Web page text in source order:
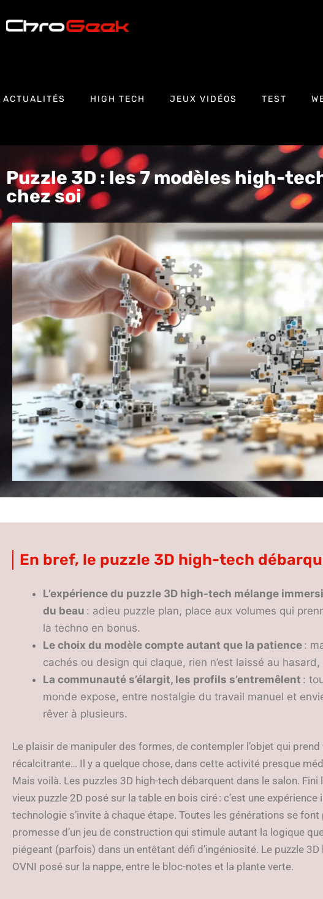
ACTUALITÉS HIGH TECH JEUX VIDÉOS TEST
Puzzle 3D : les 7 modèles high-
chez soi
En bref, le puzzle 3D high-tech
L’expérience du puzzle 3D high-tech mélange
du beau : adieu puzzle plan, place aux volumes qui
la techno en bonus.
Le choix du modèle compte autant que la patience :
cachés ou design qui claque, rien n’est laissé au
La communauté s’élargit, les profils s’entremêlent :
monde expose, entre nostalgie du travail manuel et
rêver à plusieurs.
Le plaisir de manipuler des formes, de contempler l’objet qui
récalcitrante… Il y a quelque chose, dans cette activité presque
Mais voilà. Les puzzles 3D high-tech débarquent dans le salon.
vieux puzzle 2D posé sur la table en bois ciré : c’est une expérience
technologie s’invite à chaque étape. Toutes les générations se font
promesse d’un jeu de construction qui stimule autant la logique
piégeant (parfois) dans un entêtant défi d’ingéniosité. Le puzzle 3D
OVNI posé sur la nappe, entre le bloc-notes et la plante verte.